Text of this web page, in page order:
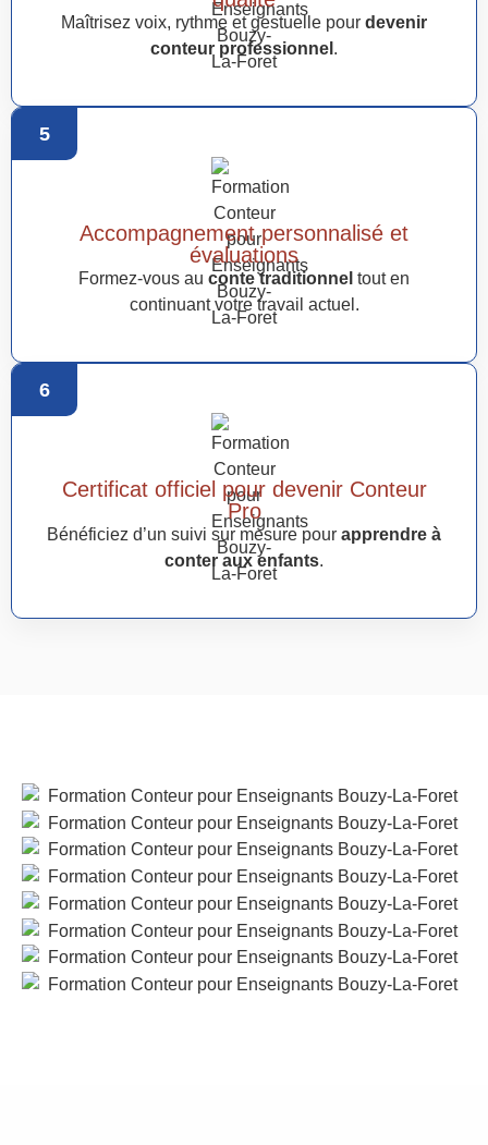
Maîtrisez voix, rythme et gestuelle pour devenir
conteur professionnel .
5
Accompagnement personnalisé et
évaluations
Formez-vous au conte traditionnel tout en
continuant votre travail actuel.
6
Certificat officiel pour devenir Conteur
Pro
Bénéficiez d’un suivi sur mesure pour apprendre à
conter aux enfants.